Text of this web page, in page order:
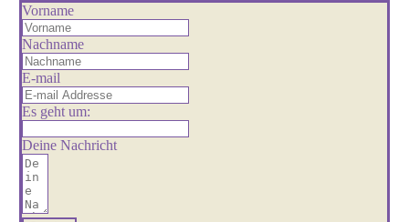
Vorname
Nachname
E-mail
Es geht um:
Deine Nachricht